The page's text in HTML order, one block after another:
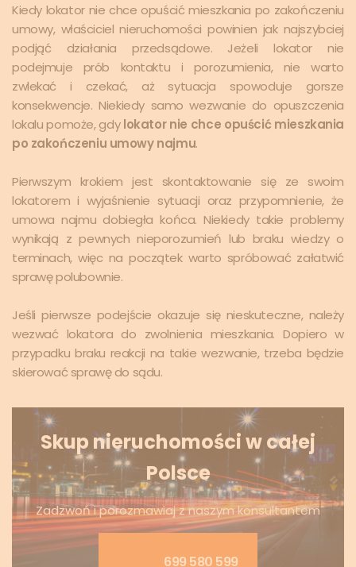
Kiedy lokator nie chce opuścić mieszkania po zakończeniu
umowy, właściciel nieruchomości powinien jak najszybciej
podjąć działania przedsądowe. Jeżeli lokator nie
podejmuje prób kontaktu i porozumienia, nie warto
zwlekać i czekać, aż sytuacja spowoduje gorsze
konsekwencje. Niekiedy samo wezwanie do opuszczenia
lokalu pomoże, gdylokator nie chce opuścić mieszkania
po zakończeniu umowy najmu.
Pierwszym krokiem jest skontaktowanie się ze swoim
lokatorem i wyjaśnienie sytuacji oraz przypomnienie, że
umowa najmu dobiegła końca. Niekiedy takie problemy
wynikają z pewnych nieporozumień lub braku wiedzy o
terminach, więc na początek warto spróbować załatwić
sprawę polubownie.
Jeśli pierwsze podejście okazuje się nieskuteczne, należy
wezwać lokatora do zwolnienia mieszkania. Dopiero w
przypadku braku reakcji na takie wezwanie, trzeba będzie
skierować sprawę do sądu.
Skup nieruchomości w całej
Polsce
Zadzwoń i porozmawiaj z naszym konsultantem
699 580 599